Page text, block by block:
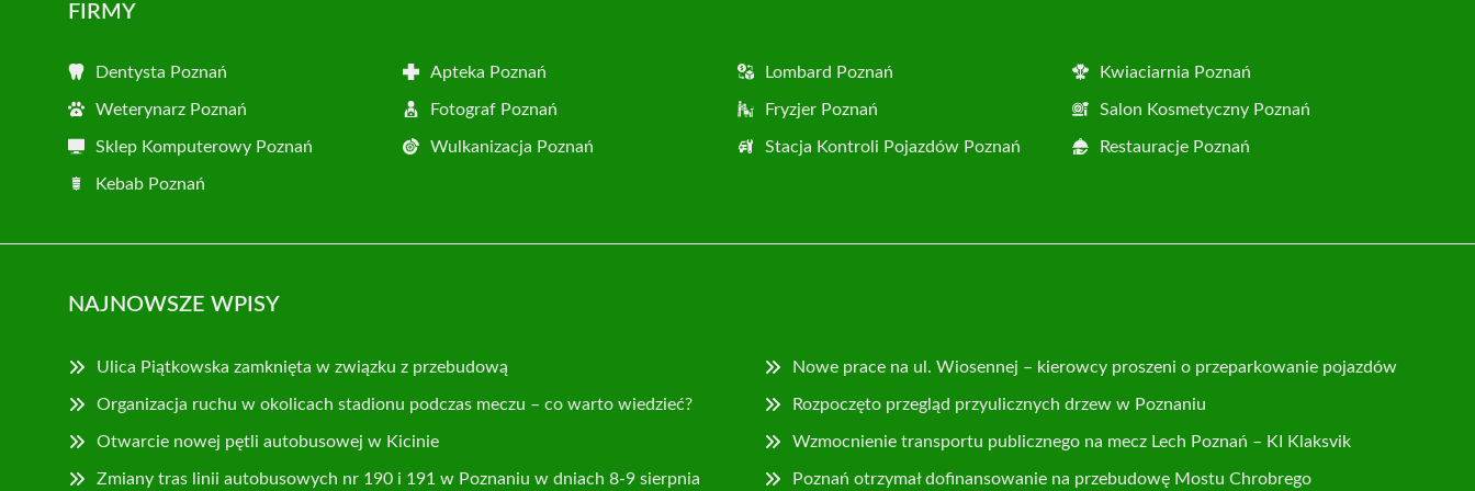
FIRMY
Dentysta Poznań Apteka Poznań Lombard Poznań Kwiaciarnia Poznań
Weterynarz Poznań Fotograf Poznań Fryzjer Poznań Salon Kosmetyczny Poznań
Sklep Komputerowy Poznań Wulkanizacja Poznań Stacja Kontroli Pojazdów Poznań Restauracje Poznań
Kebab Poznań
NAJNOWSZE WPISY
Ulica Piątkowska zamknięta w związku z przebudową Nowe prace na ul. Wiosennej – kierowcy proszeni o przeparkowanie pojazdów
Organizacja ruchu w okolicach stadionu podczas meczu – co warto wiedzieć? Rozpoczęto przegląd przyulicznych drzew w Poznaniu
Otwarcie nowej pętli autobusowej w Kicinie Wzmocnienie transportu publicznego na mecz Lech Poznań – KI Klaksvik
Zmiany tras linii autobusowych nr 190 i 191 w Poznaniu w dniach 8-9 sierpnia Poznań otrzymał dofinansowanie na przebudowę Mostu Chrobrego